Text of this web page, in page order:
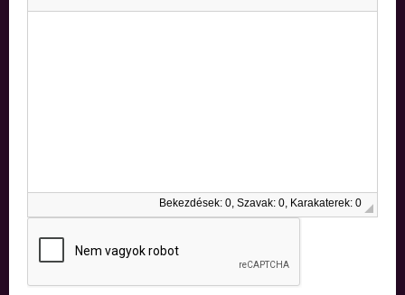
Bekezdések: 0, Szavak: 0, Karakaterek: 0